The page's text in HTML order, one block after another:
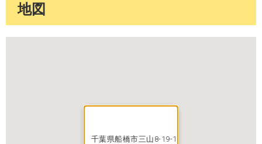
地図
千葉県船橋市三山8-19-1